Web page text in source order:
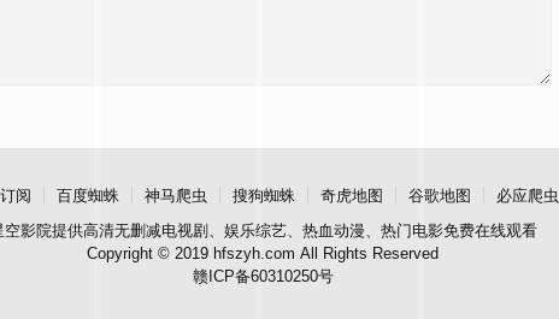
阅 百度蜘蛛 神马爬虫 搜狗蜘蛛 奇虎地图 谷歌地图
必应爬虫
空影院提供高清无删减电视剧、娱乐综艺、热血动漫、热门电影免费在线观看
Copyright © 2019 hfszyh.com All Rights Reserved
赣ICP备60310250号